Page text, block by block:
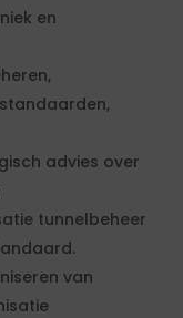
en
advies over
tunnelbeheer
van